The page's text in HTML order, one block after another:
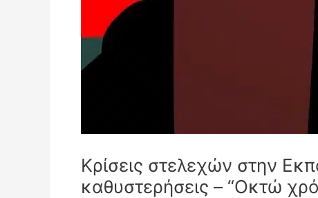
Κρίσεις στελεχών στην
καθυστερήσεις – “Οκτώ